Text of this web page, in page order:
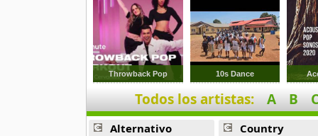
Chayac
4 músicas online
Chopas
18 músicas online
Chopkjas
12 músicas online
Throwback Pop 10s Dance
Todos los artistas: A B
Alternativo
Country